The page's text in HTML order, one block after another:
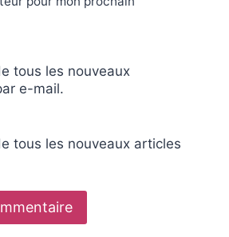
tous les nouveaux
e-mail.
tous les nouveaux articles